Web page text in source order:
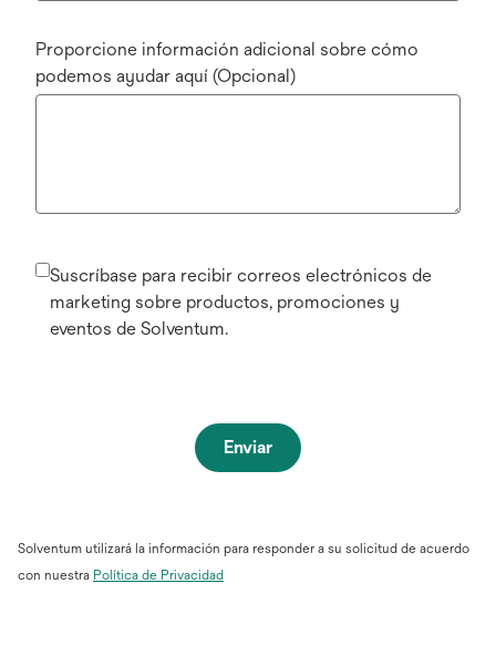
Proporcione información adicional sobre cómo
podemos ayudar aquí (Opcional)
Suscríbase para recibir correos electrónicos de
marketing sobre productos, promociones y
eventos de Solventum.
Enviar
Solventum utilizará la información para responder a su solicitud de acuerdo
con nuestra Política de Privacidad